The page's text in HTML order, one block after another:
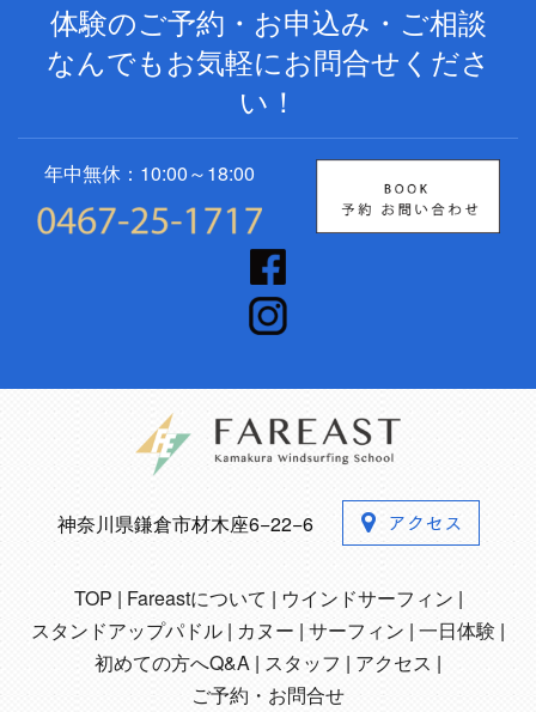
体験のご予約・お申込み・ご相談
なんでもお気軽にお問合せくださ
い！
年中無休：10:00～18:00
神奈川県鎌倉市材木座6−22−6
TOP Fareastについて
ウインドサーフィン
スタンドアップパドル
カヌー サーフィン 一日体験
初めての方へQ&A スタッフ
アクセス
ご予約・お問合せ